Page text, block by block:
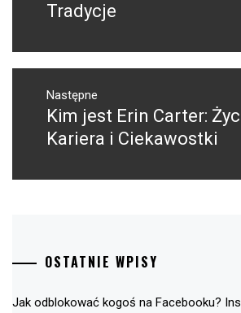
Tradycje
Następne
Następny
post:
Kim jest Erin Carter:
Kariera i Ciekawostki
OSTATNIE WPISY
Jak odblokować kogoś na Facebooku?